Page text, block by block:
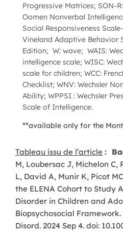
Progressive Matrices; SON-
Oomen Nonverbal
Social Responsiveness
Vineland Adaptive Behavior
Edition; W: wave; WAIS:
intelligence scale; WISC:
scale for children; WCC:
Checklist; WNV: Wechsler
Ability; WPPSI : Wechsler
Scale of Intelligence.
¤¤available only for the
Tableau issu de l’article :
M, Loubersac J, Michelon C,
L, David A, Munir K, Picot
the ELENA Cohort to Study
Disorder in Children and
Biopsychosocial
Disord. 2024 Sep 4. doi: